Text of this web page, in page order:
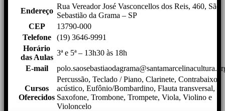
Endereço
Rua Vereador José Vasconcellos dos Reis, 460, São
Sebastião da Grama – SP
CEP
13790-000
Telefone
(19) 3646-9991
Horário
das Aulas
3ª e 5ª – 13h30 às 18h
E-mail
Cursos
Oferecidos
Percussão, Teclado / Piano, Clarinete, Contrabaixo
acústico, Eufônio/Bombardino, Flauta transversal,
Saxofone, Trombone, Trompete, Viola, Violino e
Violoncelo